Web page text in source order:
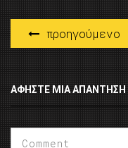
προηγούμενο
ΑΦΉΣΤΕ ΜΙΑ ΑΠΆΝΤΗΣΗ